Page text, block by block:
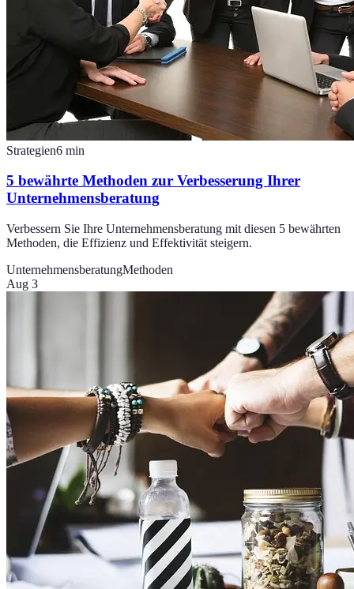
Strategien6 min
5 bewährte Methoden zur Verbesserung Ihrer
Unternehmensberatung
Verbessern Sie Ihre Unternehmensberatung mit diesen 5 bewährten
Methoden, die Effizienz und Effektivität steigern.
UnternehmensberatungMethoden
Aug 3